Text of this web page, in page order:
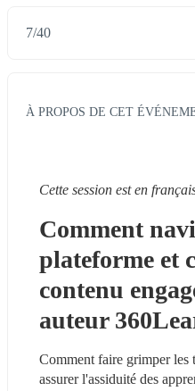
7/40
À PROPOS DE CET
Cette session est en
Comment
plateforme et
contenu
auteur
Comment faire grimper les
assurer l'assiduité des